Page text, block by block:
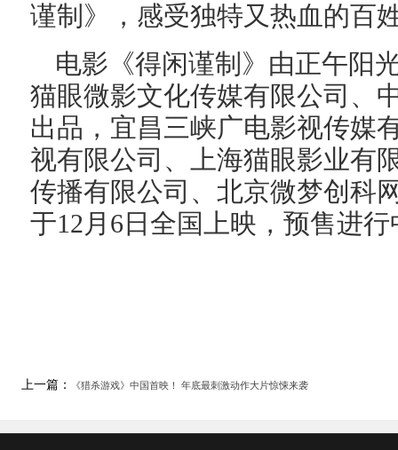
谨制》，感受独特又热血的百
电影《得闲谨制》由正午阳
猫眼微影文化传媒有限公司、
出品，宜昌三峡广电影视传媒
视有限公司、上海猫眼影业有
传播有限公司、北京微梦创科
于12月6日全国上映，预售进行
上一篇： 《猎杀游戏》中国首映！ 年底最刺激动作大片惊悚来袭